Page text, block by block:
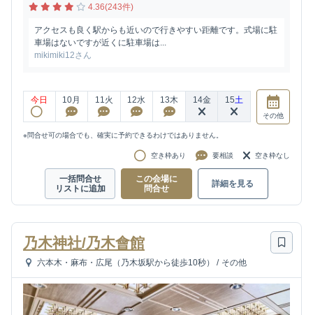
4.36(243件)
アクセスも良く駅からも近いので行きやすい距離です。式場に駐
車場はないですが近くに駐車場は...
mikimiki12さん
今日 10月 11火 12水 13木 14金 15土
その他
※問合せ可の場合でも、確実に予約できるわけではありません。
空き枠あり 要相談 空き枠なし
一括問合せ
リストに追加
この会場に
問合せ
詳細を見る
乃木神社/乃木會館
六本木・麻布・広尾（乃木坂駅から徒歩10秒） / その他